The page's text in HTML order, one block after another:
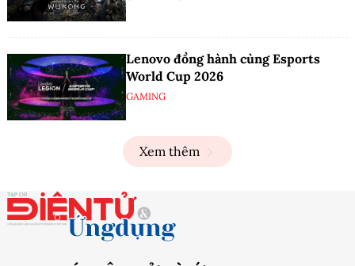
Lenovo đồng hành cùng Esports
World Cup 2026
GAMING
Xem thêm